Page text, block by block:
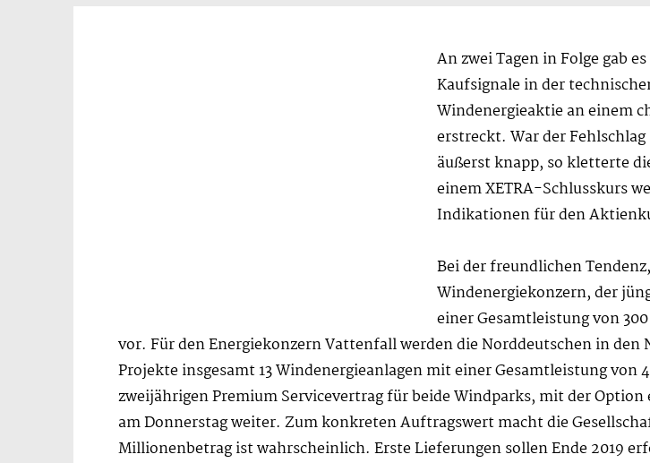
An zwei Tagen in Folge gab
Kaufsignale in der
Windenergieaktie an einem
erstreckt. War der
äußerst knapp, so kletterte
einem XETRA-Schlusskurs
Indikationen für den
Bei der freundlichen
Windenergiekonzern, der
einer Gesamtleistung von
vor. Für den Energiekonzern Vattenfall werden die Norddeutschen in
Projekte insgesamt 13 Windenergieanlagen mit einer Gesamtleistung
zweijährigen Premium Servicevertrag für beide Windparks, mit der
am Donnerstag weiter. Zum konkreten Auftragswert macht die
Millionenbetrag ist wahrscheinlich. Erste Lieferungen sollen Ende 2019